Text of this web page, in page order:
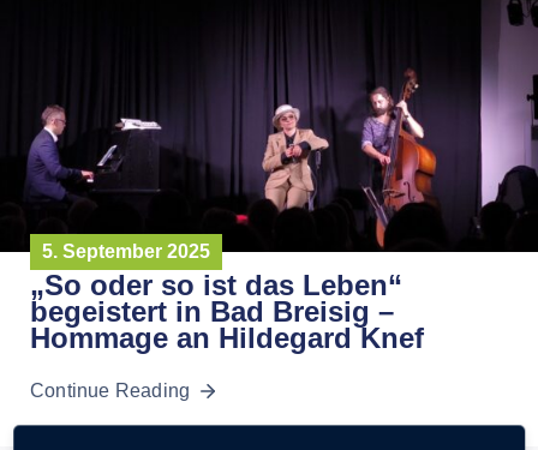
5. September 2025
„So oder so ist das Leben“
begeistert in Bad Breisig –
Hommage an Hildegard Knef
Continue Reading